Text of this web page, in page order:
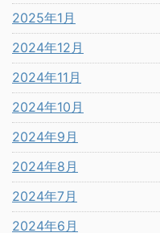
2025年1月
2024年12月
2024年11月
2024年10月
2024年9月
2024年8月
2024年7月
2024年6月